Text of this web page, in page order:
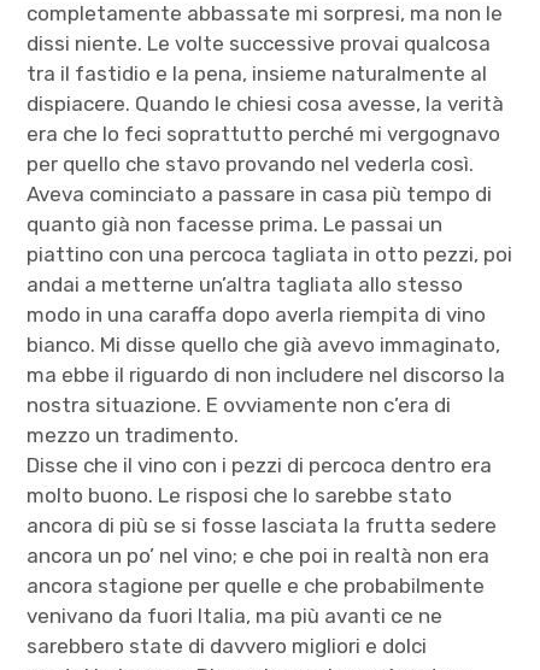
completamente abbassate mi sorpresi, ma non le
dissi niente. Le volte successive provai qualcosa
tra il fastidio e la pena, insieme naturalmente al
dispiacere. Quando le chiesi cosa avesse, la verità
era che lo feci soprattutto perché mi vergognavo
per quello che stavo provando nel vederla così.
Aveva cominciato a passare in casa più tempo di
quanto già non facesse prima. Le passai un
piattino con una percoca tagliata in otto pezzi, poi
andai a metterne un’altra tagliata allo stesso
modo in una caraffa dopo averla riempita di vino
bianco. Mi disse quello che già avevo immaginato,
ma ebbe il riguardo di non includere nel discorso la
nostra situazione. E ovviamente non c’era di
mezzo un tradimento.
Disse che il vino con i pezzi di percoca dentro era
molto buono. Le risposi che lo sarebbe stato
ancora di più se si fosse lasciata la frutta sedere
ancora un po’ nel vino; e che poi in realtà non era
ancora stagione per quelle e che probabilmente
venivano da fuori Italia, ma più avanti ce ne
sarebbero state di davvero migliori e dolci